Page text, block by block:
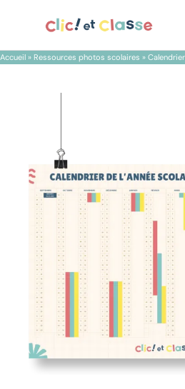
Accueil » Ressources photos scolaires »